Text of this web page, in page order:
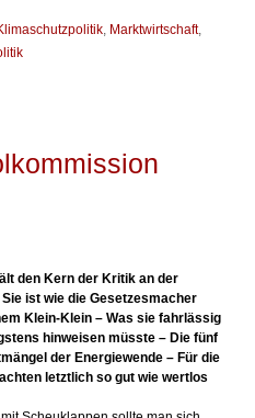
, Marktwirtschaft,
den Kern der Kritik an der
ist wie die Gesetzesmacher
Klein-Klein – Was sie fahrlässig
hinweisen müsste – Die fünf
der Energiewende – Für die
letztlich so gut wie wertlos